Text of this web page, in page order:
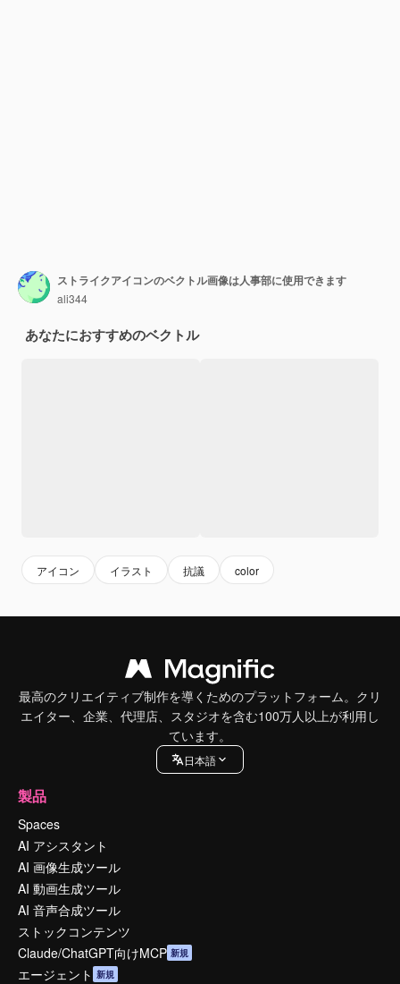
ストライクアイコンのベクトル画像は人事部に使用できます
ali344
あなたにおすすめのベクトル
アイコン イラスト 抗議 color
最高のクリエイティブ制作を導くためのプラットフォーム。クリ
エイター、企業、代理店、スタジオを含む100万人以上が利用し
ています。
日本語
製品
Spaces
AI アシスタント
AI 画像生成ツール
AI 動画生成ツール
AI 音声合成ツール
ストックコンテンツ
Claude/ChatGPT向けMCP 新規
エージェント 新規